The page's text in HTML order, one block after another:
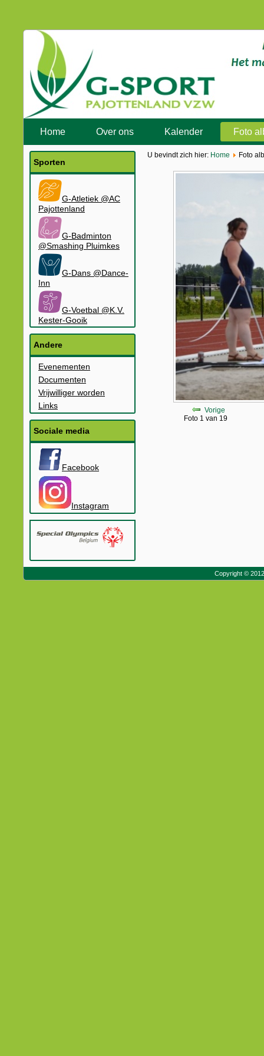
Home Over ons Kalender Foto
Sporten
G-Atletiek @AC
Pajottenland
G-Badminton
@Smashing Pluimkes
G-Dans @Dance-
Inn
G-Voetbal @K.V.
Kester-Gooik
Andere
Evenementen
Documenten
Vrijwilliger worden
Links
Sociale media
Facebook
Instagram
U bevindt zich hier: Home Foto
Vorige
Foto 1 van 19
Copyright ©